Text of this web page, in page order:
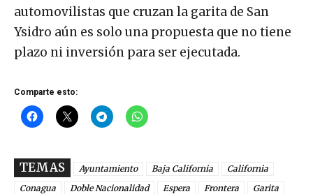
automovilistas que cruzan la garita de San
Ysidro aún es solo una propuesta que no tiene
plazo ni inversión para ser ejecutada.
Comparte esto:
TEMAS Ayuntamiento Baja California
California
Conagua
Doble Nacionalidad Espera Frontera
Garita